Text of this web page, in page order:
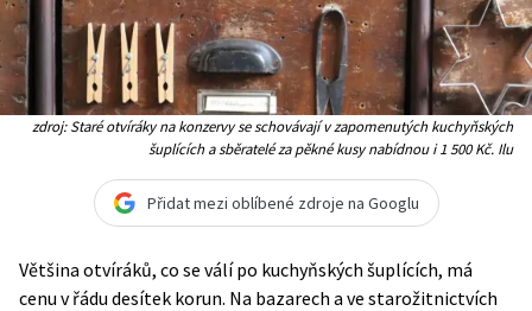
zdroj: Staré otvíráky na konzervy se schovávají v zapomenutých kuchyňských
šuplících a sběratelé za pěkné kusy nabídnou i 1 500 Kč. Ilu
Přidat mezi oblíbené zdroje na Googlu
Většina otvíráků, co se válí po kuchyňských šuplících, má
cenu v řádu desítek korun. Na bazarech a ve starožitnictvích